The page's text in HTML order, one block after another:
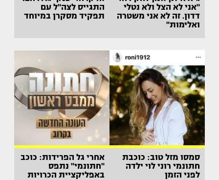
"אני לא הצל ולא נטלי
דדון. זה לא אני משטרה
ואלימות"
התגייס לצה"ל עם
תפקיד מסקרן במיוחד
סמסו מזל טוב: כוכבת
חתונמי רוני לוי ילדה
לפני הזמן
אחרי גל הפרידות: כוכב
"חתונמי" נתפס
באפליקציית הכרויות